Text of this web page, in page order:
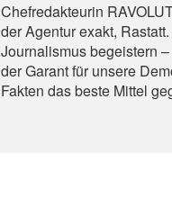
Chefredakteurin
der Agentur exakt,
Journalismus begeistern
der Garant für unsere
Fakten das beste Mittel